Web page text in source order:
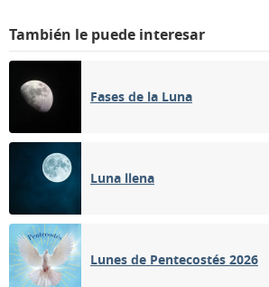
También le puede interesar
Fases de la Luna
Luna llena
Lunes de Pentecostés 2026